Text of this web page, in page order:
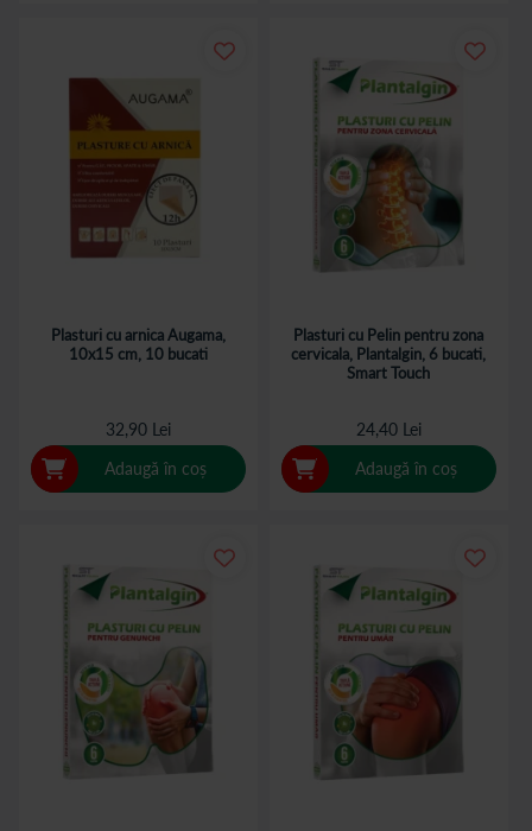
Plasturi cu arnica Augama,
10x15 cm, 10 bucati
32,90 Lei
Adaugă în coș
Plasturi cu Pelin pentru zona
cervicala, Plantalgin, 6 bucati,
Smart Touch
24,40 Lei
Adaugă în coș